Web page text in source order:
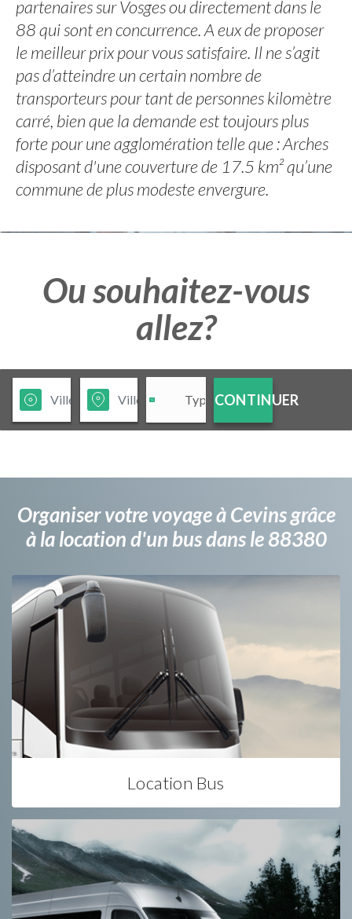
partenaires sur Vosges ou directement dans le
88 qui sont en concurrence. A eux de proposer
le meilleur prix pour vous satisfaire. Il ne s’agit
pas d’atteindre un certain nombre de
transporteurs pour tant de personnes kilomètre
carré, bien que la demande est toujours plus
forte pour une agglomération telle que : Arches
disposant d'une couverture de 17.5 km² qu’une
commune de plus modeste envergure.
Ou souhaitez-vous
allez?
CONTINUER
Organiser votre voyage à Cevins grâce
à la location d'un bus dans le 88380
Location Bus